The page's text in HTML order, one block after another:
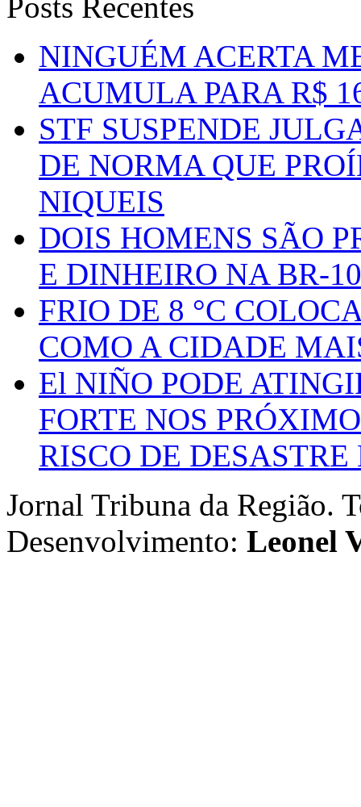
NINGUÉM ACERTA
ACUMULA PARA R$
STF SUSPENDE
DE NORMA QUE
NIQUEIS
DOIS HOMENS SÃO
E DINHEIRO NA BR-
FRIO DE 8 °C
COMO A CIDADE
El NIÑO PODE
FORTE NOS
RISCO DE
Jornal Tribuna da Região.
Desenvolvimento: Leonel